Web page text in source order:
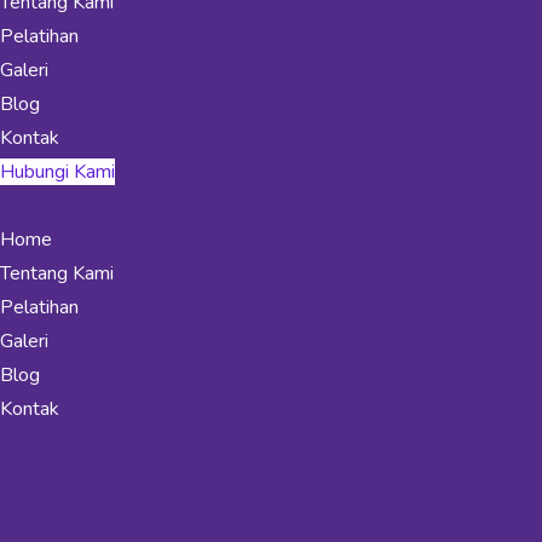
Pelatihan
Galeri
Blog
Kontak
Hubungi Kami
Home
Tentang Kami
Pelatihan
Galeri
Blog
Kontak